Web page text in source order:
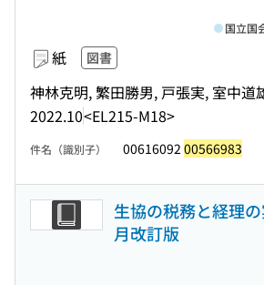
紙 図書
神林克明, 繁田勝男, 戸張実, 室中道
2022.10<EL215-M18>
国立国
件名（識別子） 00616092 00566983
生協の税務と経理
月改訂版